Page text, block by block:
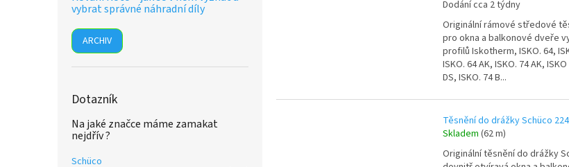
vybrat správné náhradní díly
ARCHIV
Dotazník
Na jaké značce máme zamakat
nejdřív ?
Schüco
Dodání cca 2 týdny
Originální rámové středové
pro okna a balkonové dveře
profilů Iskotherm, ISKO. 64,
ISKO. 64 AK, ISKO. 74 AK,
DS, ISKO. 74 B...
Těsnění do drážky Schüco
Skladem (62 m)
Originální těsnění do drážky